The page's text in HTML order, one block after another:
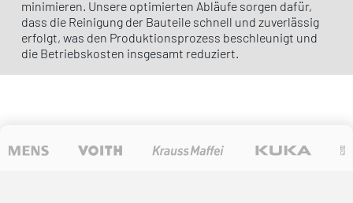
minimieren. Unsere optimierten Abläufe sorgen dafür,
dass die Reinigung der Bauteile schnell und zuverlässig
erfolgt, was den Produktionsprozess beschleunigt und
die Betriebskosten insgesamt reduziert.